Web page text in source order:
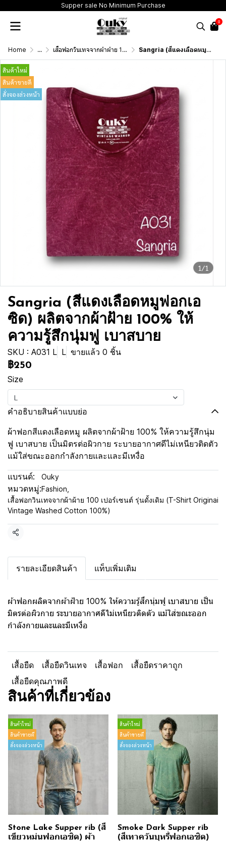
Supper sale No Minimum Purchase
0
Home ... เสื้อฟอกวินเทจจากผ้าผ้าย 100 เปอร์เซนต์ รุ่นดั้งเดิม (T-Shirt Originai Vintage Washed Cotton 100%) Sangria (สีแดงเลือดหมูฟอกเอซิด) ผลิตจากผ้าฝ้าย 100% ให้ความรู้สึกนุ่มฟู เบาสบาย
1/1
สินค้าใหม่
สินค้าขายดี
สั่งจองล่วงหน้า
Sangria (สีแดงเลือดหมูฟอกเอ
ซิด) ผลิตจากผ้าฝ้าย 100% ให้
ความรู้สึกนุ่มฟู เบาสบาย
SKU : A031 L L ขายแล้ว 0 ชิ้น
฿250
Size
L
คำอธิบายสินค้าแบบย่อ
ผ้าฟอกสีแดงเลือดหมู ผลิตจากผ้าฝ้าย 100% ให้ความรู้สึกนุ่ม
ฟู เบาสบาย เป็นมิตรต่อผิวกาย ระบายอากาศดีไม่เหนียวติดตัว
แม้ใส่ขณะออกกำลังกายและและมีเหงื่อ
แบรนด์: Ouky
หมวดหมู่:Fashion
เสื้อฟอกวินเทจจากผ้าผ้าย 100 เปอร์เซนต์ รุ่นดั้งเดิม (T-Shirt Originai
Vintage Washed Cotton 100%)
แชร์
รายละเอียดสินค้า แท็บเพิ่มเติม
ผ้าฟอกผลิตจากผ้าฝ้าย 100% ให้ความรู้สึกนุ่มฟู เบาสบาย เป็น
มิตรต่อผิวกาย ระบายอากาศดีไม่เหนียวติดตัว แม้ใส่ขณะออก
กำลังกายและและมีเหงื่อ
เสื้อยืด เสื้อยืดวินเทจ เสื้อฟอก
เสื้อยืดราคาถูก
เสื้อยืดคุณภาพดี
สินค้าที่เกี่ยวข้อง
สินค้าใหม่
สินค้าขายดี
สั่งจองล่วงหน้า
Stone Lake Supper rib (สี
เขียวหม่นฟอกเอซิด) ผ้า
สินค้าใหม่
สินค้าขายดี
สั่งจองล่วงหน้า
Smoke Dark Supper rib
(สีเทาควันบุหรี่ฟอกเอซิด)